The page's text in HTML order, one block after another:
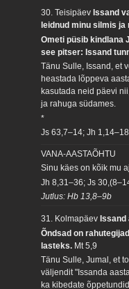
30. Teisipäev Issand
leidnud minu silmis
Ometi püsib kindlana
see pitser: Issand
Tänu Sulle, Issand, et
heastada lõppeva
kasutada neid päevi
ja rahuga südames.
*
Js 63,7–14; Jh 1,14–18
VANA-AASTAÕHTU
Sinu käes on kõik mu
Jh 8,31–36; Js
Jutlus: Hb 13,8–9b
31. Kolmapäev
Õndsad on
lasteks. Mt 5,9
Tänu Sulle, Jumal, et
väljendit "Issanda
ka kibedate